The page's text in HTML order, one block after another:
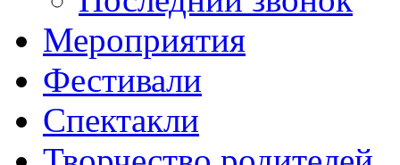
Мероприятия
Фестивали
Спектакли